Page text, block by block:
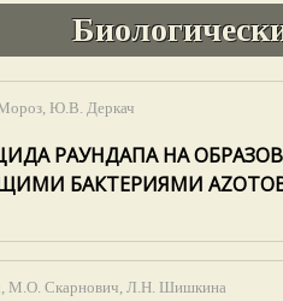
Ю.В. Деркач
РАУНДАПА НА
БАКТЕРИЯМИ
М.О. Скарнович, Л.Н. Шишкина